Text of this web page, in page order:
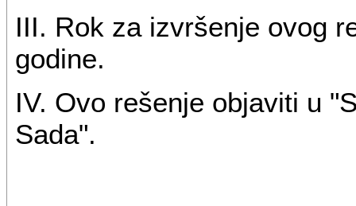
III. Rok za izvršenje ovog
godine.
IV. Ovo rešenje objaviti u
Sada".